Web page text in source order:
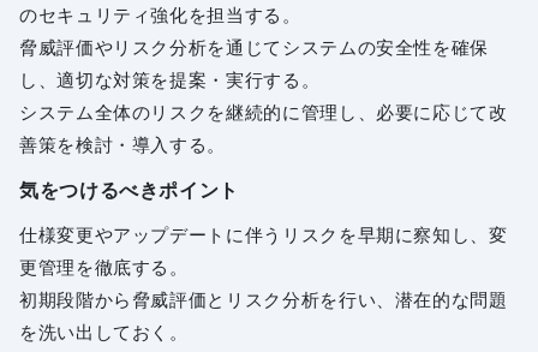
のセキュリティ強化を担当する。
脅威評価やリスク分析を通じてシステムの安全性を確保
し、適切な対策を提案・実行する。
システム全体のリスクを継続的に管理し、必要に応じて改
善策を検討・導入する。
気をつけるべきポイント
仕様変更やアップデートに伴うリスクを早期に察知し、変
更管理を徹底する。
初期段階から脅威評価とリスク分析を行い、潜在的な問題
を洗い出しておく。